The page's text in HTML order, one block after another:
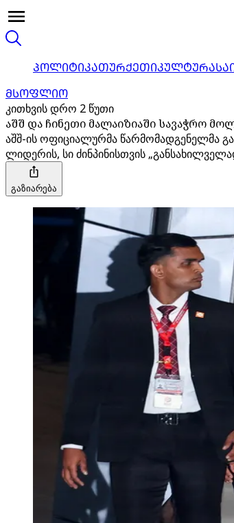
ᲞᲝᲚᲘᲢᲘᲙᲐᲗᲣᲠᲥᲔᲗᲘᲙᲣᲚᲢᲣᲠᲐ
ᲛᲡᲝᲤᲚᲘᲝ
კითხვის დრო 2 წუთი
აშშ და ჩინეთი მალაიზიაში სავაჭრო
აშშ-ის ოფიციალურმა წარმომადგენელმა
ლიდერის, სი ძინპინისთვის
გაზიარება